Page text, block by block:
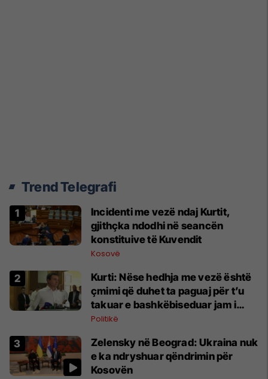
Trend Telegrafi
Incidenti me vezë ndaj Kurtit,
gjithçka ndodhi në seancën
konstituive të Kuvendit
Kosovë
Kurti: Nëse hedhja me vezë është
çmimi që duhet ta paguaj për t’u
takuar e bashkëbiseduar jam i
lumtur ta bëj këtë
Politikë
Zelensky në Beograd: Ukraina nuk
e ka ndryshuar qëndrimin për
Kosovën